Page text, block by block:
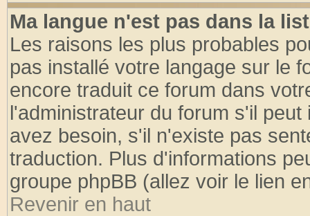
Ma langue n'est pas dans la
Les raisons les plus probables
pas installé votre langage sur le
encore traduit ce forum dans
l'administrateur du forum s'il
avez besoin, s'il n'existe pas
traduction. Plus d'informations
groupe phpBB (allez voir le lien
Revenir en haut